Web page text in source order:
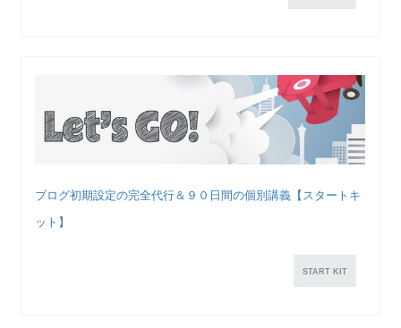
ブログ初期設定の完全代行＆９０日間の個別講義【スタートキ
ット】
START KIT